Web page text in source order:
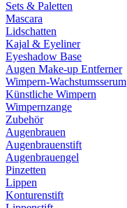
Sets & Paletten
Mascara
Lidschatten
Kajal & Eyeliner
Eyeshadow Base
Augen Make-up Entferner
Wimpern-Wachstumsserum
Künstliche Wimpern
Wimpernzange
Zubehör
Augenbrauen
Augenbrauenstift
Augenbrauengel
Pinzetten
Lippen
Konturenstift